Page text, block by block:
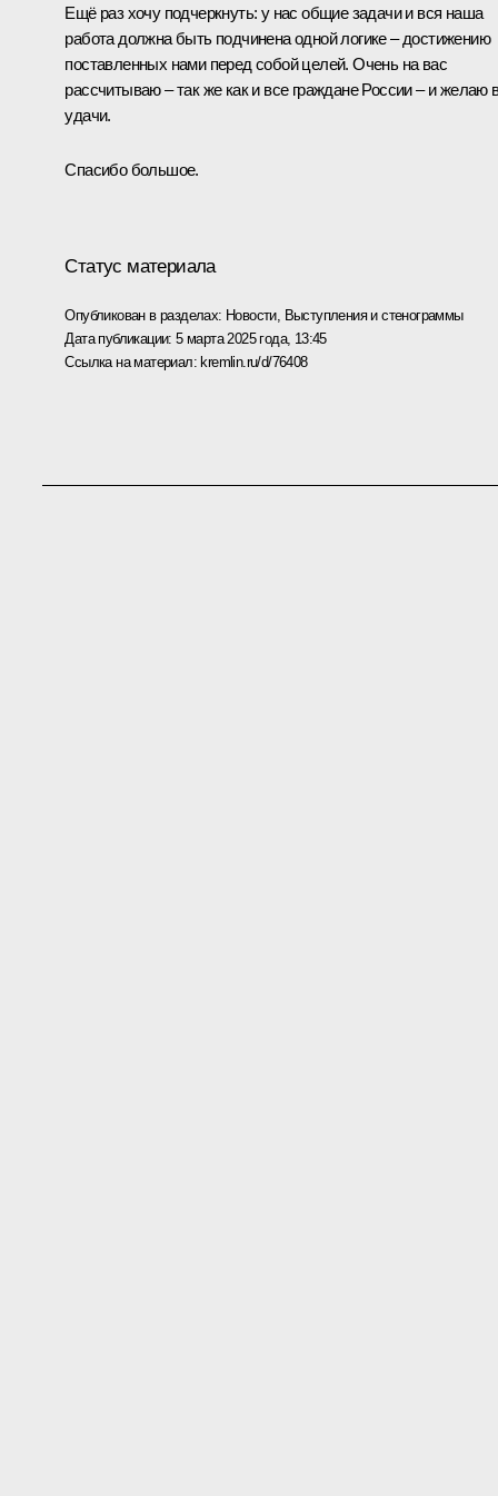
Ещё раз хочу подчеркнуть: у нас общие задачи и вся наша
работа должна быть подчинена одной логике – достижению
поставленных нами перед собой целей. Очень на вас
рассчитываю – так же как и все граждане России – и желаю
удачи.
Спасибо большое.
Статус материала
Опубликован в разделах: Новости, Выступления и стенограммы
Дата публикации:5 марта 2025 года, 13:45
Ссылка на материал: kremlin.ru/d/76408